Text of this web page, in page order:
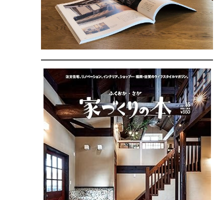
コラム
施工実績
会社情報
スタッフブログ
採用情報
プライバシーポリシー
サイトマップ